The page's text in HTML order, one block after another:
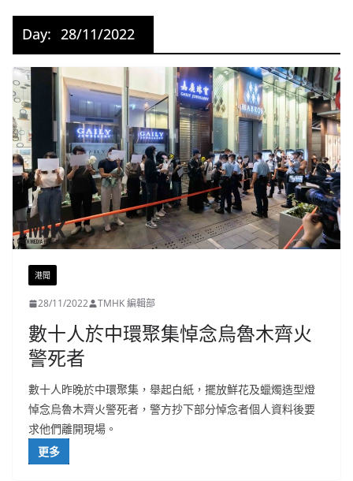
Day: 28/11/2022
港聞
28/11/2022 TMHK 編輯部
數十人於中環聚集悼念烏魯木齊火
警死者
數十人昨晚於中環聚集，舉起白紙，擺放鮮花及蠟燭造型燈
悼念烏魯木齊火警死者，警方抄下部分悼念者個人資料後要
求他們離開現場。
更多